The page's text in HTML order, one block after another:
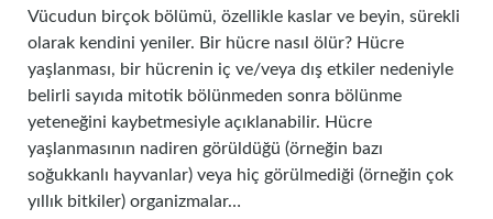
Vücudun birçok bölümü, özellikle kaslar ve beyin, sürekli
olarak kendini yeniler. Bir hücre nasıl ölür? Hücre
yaşlanması, bir hücrenin iç ve/veya dış etkiler nedeniyle
belirli sayıda mitotik bölünmeden sonra bölünme
yeteneğini kaybetmesiyle açıklanabilir. Hücre
yaşlanmasının nadiren görüldüğü (örneğin bazı
soğukkanlı hayvanlar) veya hiç görülmediği (örneğin çok
yıllık bitkiler) organizmalar…